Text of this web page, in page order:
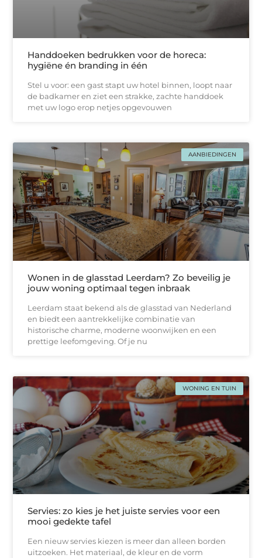
Handdoeken bedrukken voor de horeca:
hygiëne én branding in één
Stel u voor: een gast stapt uw hotel binnen, loopt naar
de badkamer en ziet een strakke, zachtе handdoek
met uw logo erop netjes opgevouwen
AANBIEDINGEN
Wonen in de glasstad Leerdam? Zo beveilig je
jouw woning optimaal tegen inbraak
Leerdam staat bekend als de glasstad van Nederland
en biedt een aantrekkelijke combinatie van
historische charme, moderne woonwijken en een
prettige leefomgeving. Of je nu
WONING EN TUIN
Servies: zo kies je het juiste servies voor een
mooi gedekte tafel
Een nieuw servies kiezen is meer dan alleen borden
uitzoeken. Het materiaal, de kleur en de vorm